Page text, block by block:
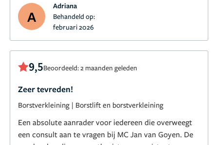
willingness to explain everything clearly helped me
feel safe, informed, and supported at every stage. His
courteous yet approachable manner inspired
experience he provided and for the excellent care I
A
Adriana
Behandeld op:
februari 2026
9,5Beoordeeld: 2 maanden geleden
Zeer tevreden!
Borstverkleining | Borstlift en borstverkleining
Een absolute aanrader voor iedereen die overweegt
een consult aan te vragen bij MC Jan van Goyen. De